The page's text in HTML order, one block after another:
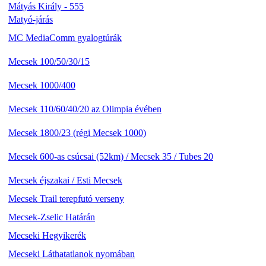
Mátyás Király - 555
Matyó-járás
MC MediaComm gyalogtúrák
Mecsek 100/50/30/15
Mecsek 1000/400
Mecsek 110/60/40/20 az Olimpia évében
Mecsek 1800/23 (régi Mecsek 1000)
Mecsek 600-as csúcsai (52km) / Mecsek 35 / Tubes 20
Mecsek éjszakai / Esti Mecsek
Mecsek Trail terepfutó verseny
Mecsek-Zselic Határán
Mecseki Hegyikerék
Mecseki Láthatatlanok nyomában